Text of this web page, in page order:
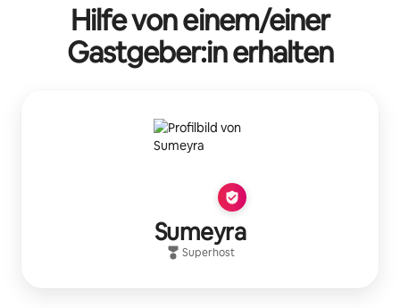
Hilfe von einem/einer
Gastgeber:in erhalten
Sumeyra
Superhost